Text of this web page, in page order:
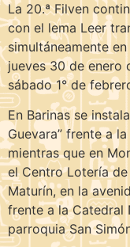
La 20.ª Filven
con el lema Leer
simultáneamente
jueves 30 de enero
sábado 1° de
En Barinas se
Guevara” frente a
mientras que en
el Centro Lotería
Maturín, en la
frente a la Catedral
parroquia San